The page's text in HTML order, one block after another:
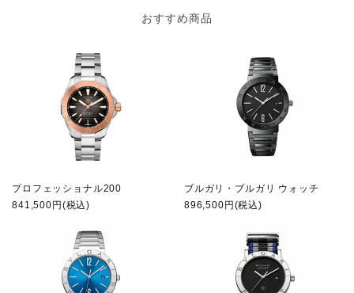
おすすめ商品
プロフェッショナル200
841,500円(税込)
ブルガリ・ブルガリ ウォッチ
896,500円(税込)